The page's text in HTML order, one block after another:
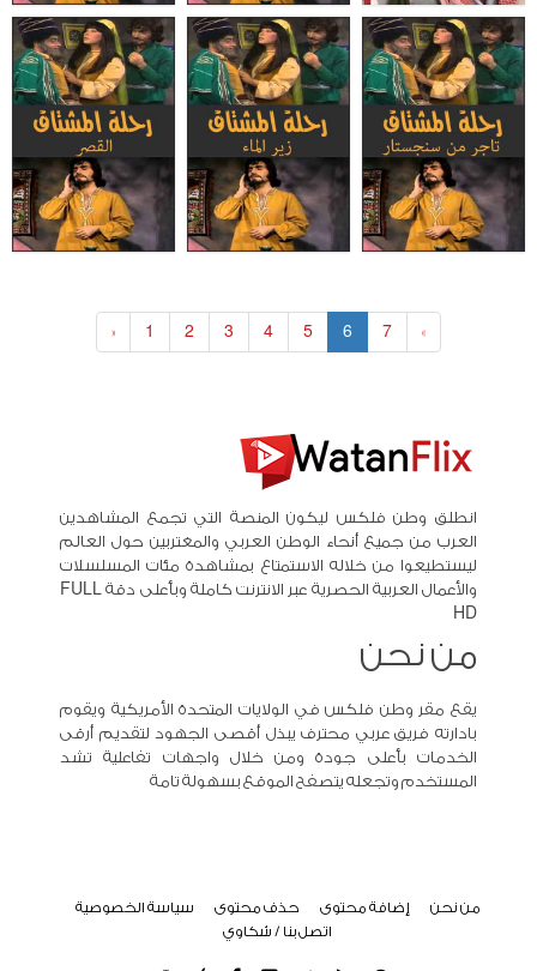
« 1 2 3 4 5 6 7 »
انطلق وطن فلكس ليكون المنصة التي تجمع المشاهدين
العرب من جميع أنحاء الوطن العربي والمغتربين حول العالم
ليستطيعوا من خلاله الاستمتاع بمشاهدة مئات المسلسلات
والأعمال العربية الحصرية عبر الانترنت كاملة وبأعلى دقة FULL
HD
من نحن
يقع مقر وطن فلكس في الولايات المتحدة الأمريكية ويقوم
بادارته فريق عربي محترف يبذل أقصى الجهود لتقديم أرقى
الخدمات بأعلى جودة ومن خلال واجهات تفاعلية تشد
المستخدم وتجعله يتصفح الموقع بسهولة تامة
من نحن إضافة محتوى حذف محتوى
سياسة الخصوصية
اتصل بنا / شكاوي